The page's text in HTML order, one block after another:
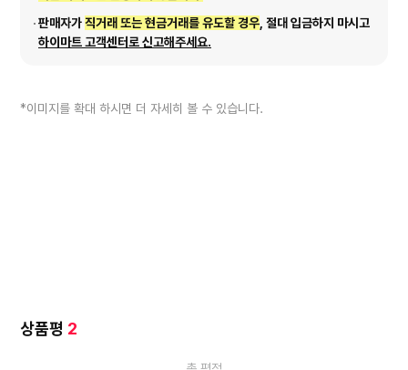
판매자가직거래 또는 현금거래를 유도할 경우 , 절대 입금하지 마시고
하이마트 고객센터로 신고해주세요.
*이미지를 확대 하시면 더 자세히 볼 수 있습니다.
상품평 2